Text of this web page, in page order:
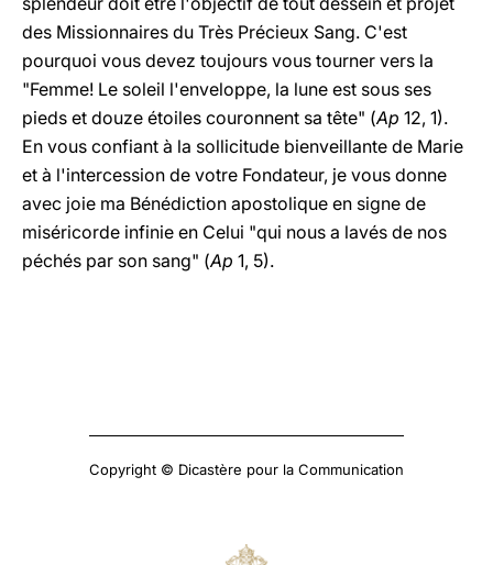
des Missionnaires du Très Précieux Sang. C'est
pourquoi vous devez toujours vous tourner vers la
"Femme! Le soleil l'enveloppe, la lune est sous ses
pieds et douze étoiles couronnent sa tête" (Ap 12, 1).
En vous confiant à la sollicitude bienveillante de Marie
et à l'intercession de votre Fondateur, je vous donne
avec joie ma Bénédiction apostolique en signe de
miséricorde infinie en Celui "qui nous a lavés de nos
péchés par son sang" (Ap 1, 5).
Copyright © Dicastère pour la Communication